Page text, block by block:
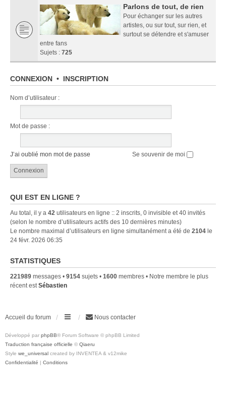
Parlons de tout, de rien
Pour échanger sur les autres
artistes, ou sur tout, sur rien, et
surtout se détendre et s'amuser
entre fans
Sujets : 725
CONNEXION • INSCRIPTION
Nom d’utilisateur :
Mot de passe :
J’ai oublié mon mot de passe Se souvenir de moi
QUI EST EN LIGNE ?
Au total, il y a 42 utilisateurs en ligne :: 2 inscrits, 0 invisible et 40 invités
(selon le nombre d’utilisateurs actifs des 10 dernières minutes)
Le nombre maximal d’utilisateurs en ligne simultanément a été de 2104 le
24 févr. 2026 06:35
STATISTIQUES
221989 messages • 9154 sujets • 1600 membres • Notre membre le plus
récent estSébastien
Accueil du forum Nous contacter
Développé par phpBB® Forum Software © phpBB Limited
Traduction française officielle © Qiaeru
Style we_universal created by INVENTEA & v12mike
Confidentialité | Conditions